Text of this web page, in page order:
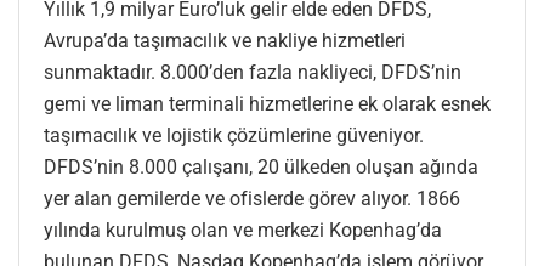
Yıllık 1,9 milyar Euro’luk gelir elde eden DFDS,
Avrupa’da taşımacılık ve nakliye hizmetleri
sunmaktadır. 8.000’den fazla nakliyeci, DFDS’nin
gemi ve liman terminali hizmetlerine ek olarak esnek
taşımacılık ve lojistik çözümlerine güveniyor.
DFDS’nin 8.000 çalışanı, 20 ülkeden oluşan ağında
yer alan gemilerde ve ofislerde görev alıyor. 1866
yılında kurulmuş olan ve merkezi Kopenhag’da